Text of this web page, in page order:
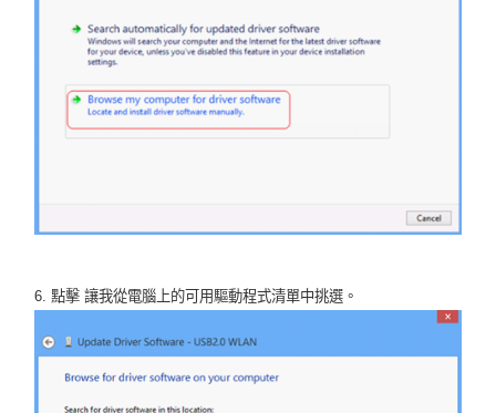
6. 點擊 讓我從電腦上的可用驅動程式清單中挑選。